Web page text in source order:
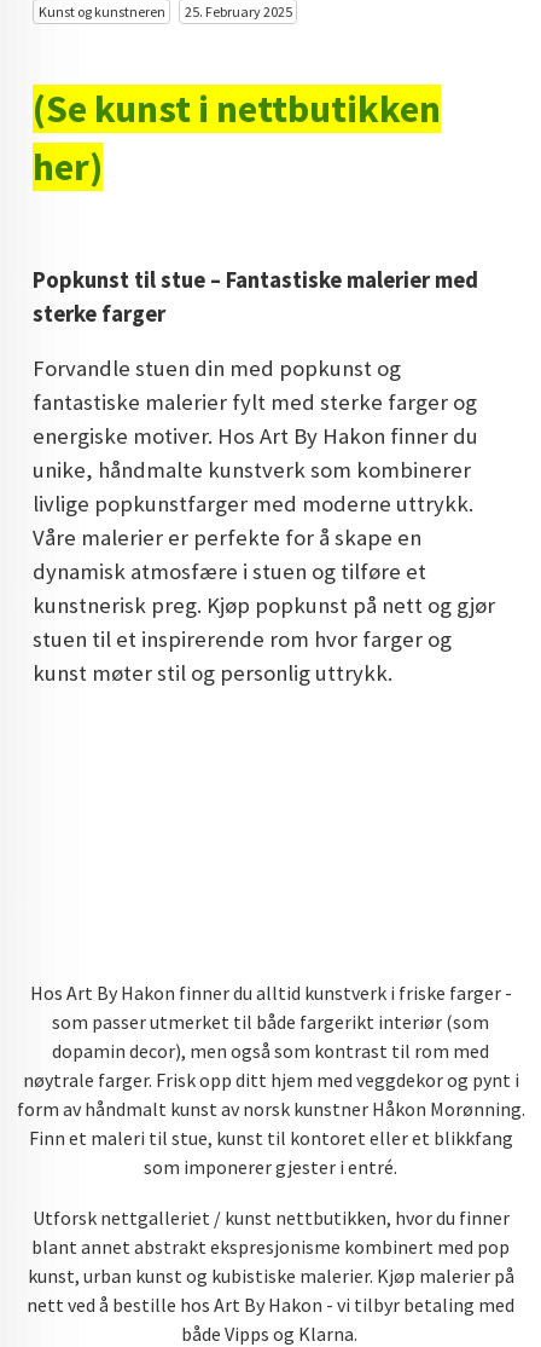
KJØP KUNST TIL SALGS
FARGERIK KUNST
MALERIER TIL SALGS
KUNSTNER BLOGG - EN KUNSTNERS DAGBOK
STORE MALERIER TIL STUE
NORSK KUNST
DOPAMIN DECOR NORGE
Kunst og kunstneren 25. February 2025
(Se kunst i nettbutikken
her)
Popkunst til stue – Fantastiske malerier med
sterke farger
Forvandle stuen din med popkunst og
fantastiske malerier fylt med sterke farger og
energiske motiver. Hos Art By Hakon finner du
unike, håndmalte kunstverk som kombinerer
livlige popkunstfarger med moderne uttrykk.
Våre malerier er perfekte for å skape en
dynamisk atmosfære i stuen og tilføre et
kunstnerisk preg. Kjøp popkunst på nett og gjør
stuen til et inspirerende rom hvor farger og
kunst møter stil og personlig uttrykk.
Hos Art By Hakon finner du alltid kunstverk i friske farger -
som passer utmerket til både fargerikt interiør (som
dopamin decor), men også som kontrast til rom med
nøytrale farger. Frisk opp ditt hjem med veggdekor og pynt i
form av håndmalt kunst av norsk kunstner Håkon Morønning.
Finn et maleri til stue, kunst til kontoret eller et blikkfang
som imponerer gjester i entré.
Utforsk nettgalleriet / kunst nettbutikken, hvor du finner
blant annet abstrakt ekspresjonisme kombinert med pop
kunst, urban kunst og kubistiske malerier. Kjøp malerier på
nett ved å bestille hos Art By Hakon - vi tilbyr betaling med
både Vipps og Klarna.